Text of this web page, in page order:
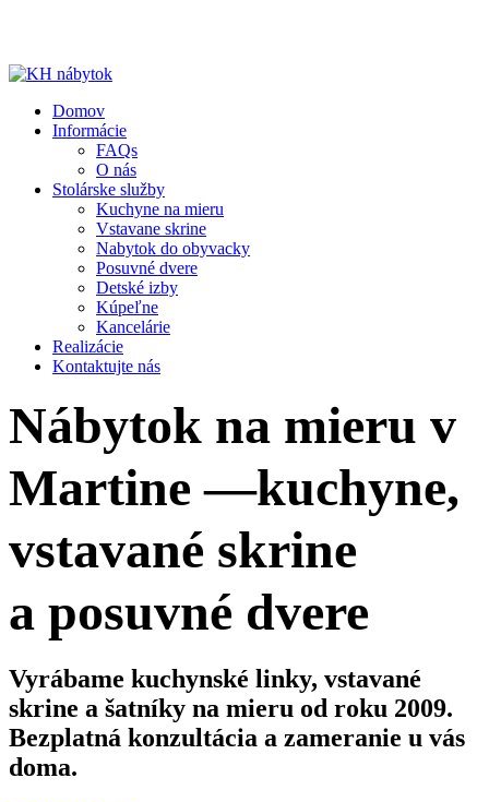
Domov
Informácie
FAQs
O nás
Stolárske služby
Kuchyne na mieru
Vstavane skrine
Nabytok do obyvacky
Posuvné dvere
Detské izby
Kúpeľne
Kancelárie
Realizácie
Kontaktujte nás
Nábytok na mieru v
Martine —kuchyne,
vstavané skrine
a posuvné dvere
Vyrábame kuchynské linky, vstavané
skrine a šatníky na mieru od roku 2009.
Bezplatná konzultácia a zameranie u vás
doma.